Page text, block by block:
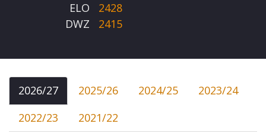
ELO
2428
DWZ
2415
2026/27 2025/26 2024/25
2023/24
2022/23
2021/22